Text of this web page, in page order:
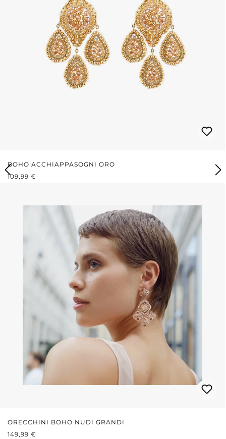
BOHO ACCHIAPPASOGNI ORO
PREZZO NORMALE:
109,99 €
ORECCHINI BOHO NUDI GRANDI
PREZZO NORMALE:
149,99 €